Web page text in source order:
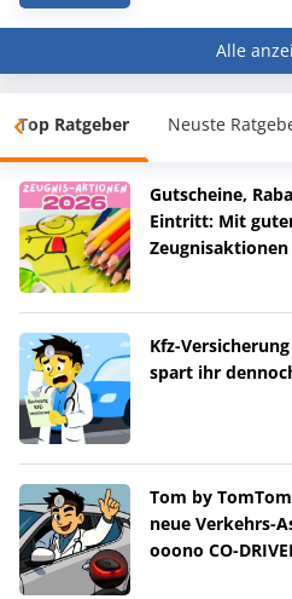
Alle
Top Ratgeber Neuste
Gutscheine,
Eintritt: Mit
Kfz-
spart ihr
Tom by
neue Verkehrs-
ooono CO-